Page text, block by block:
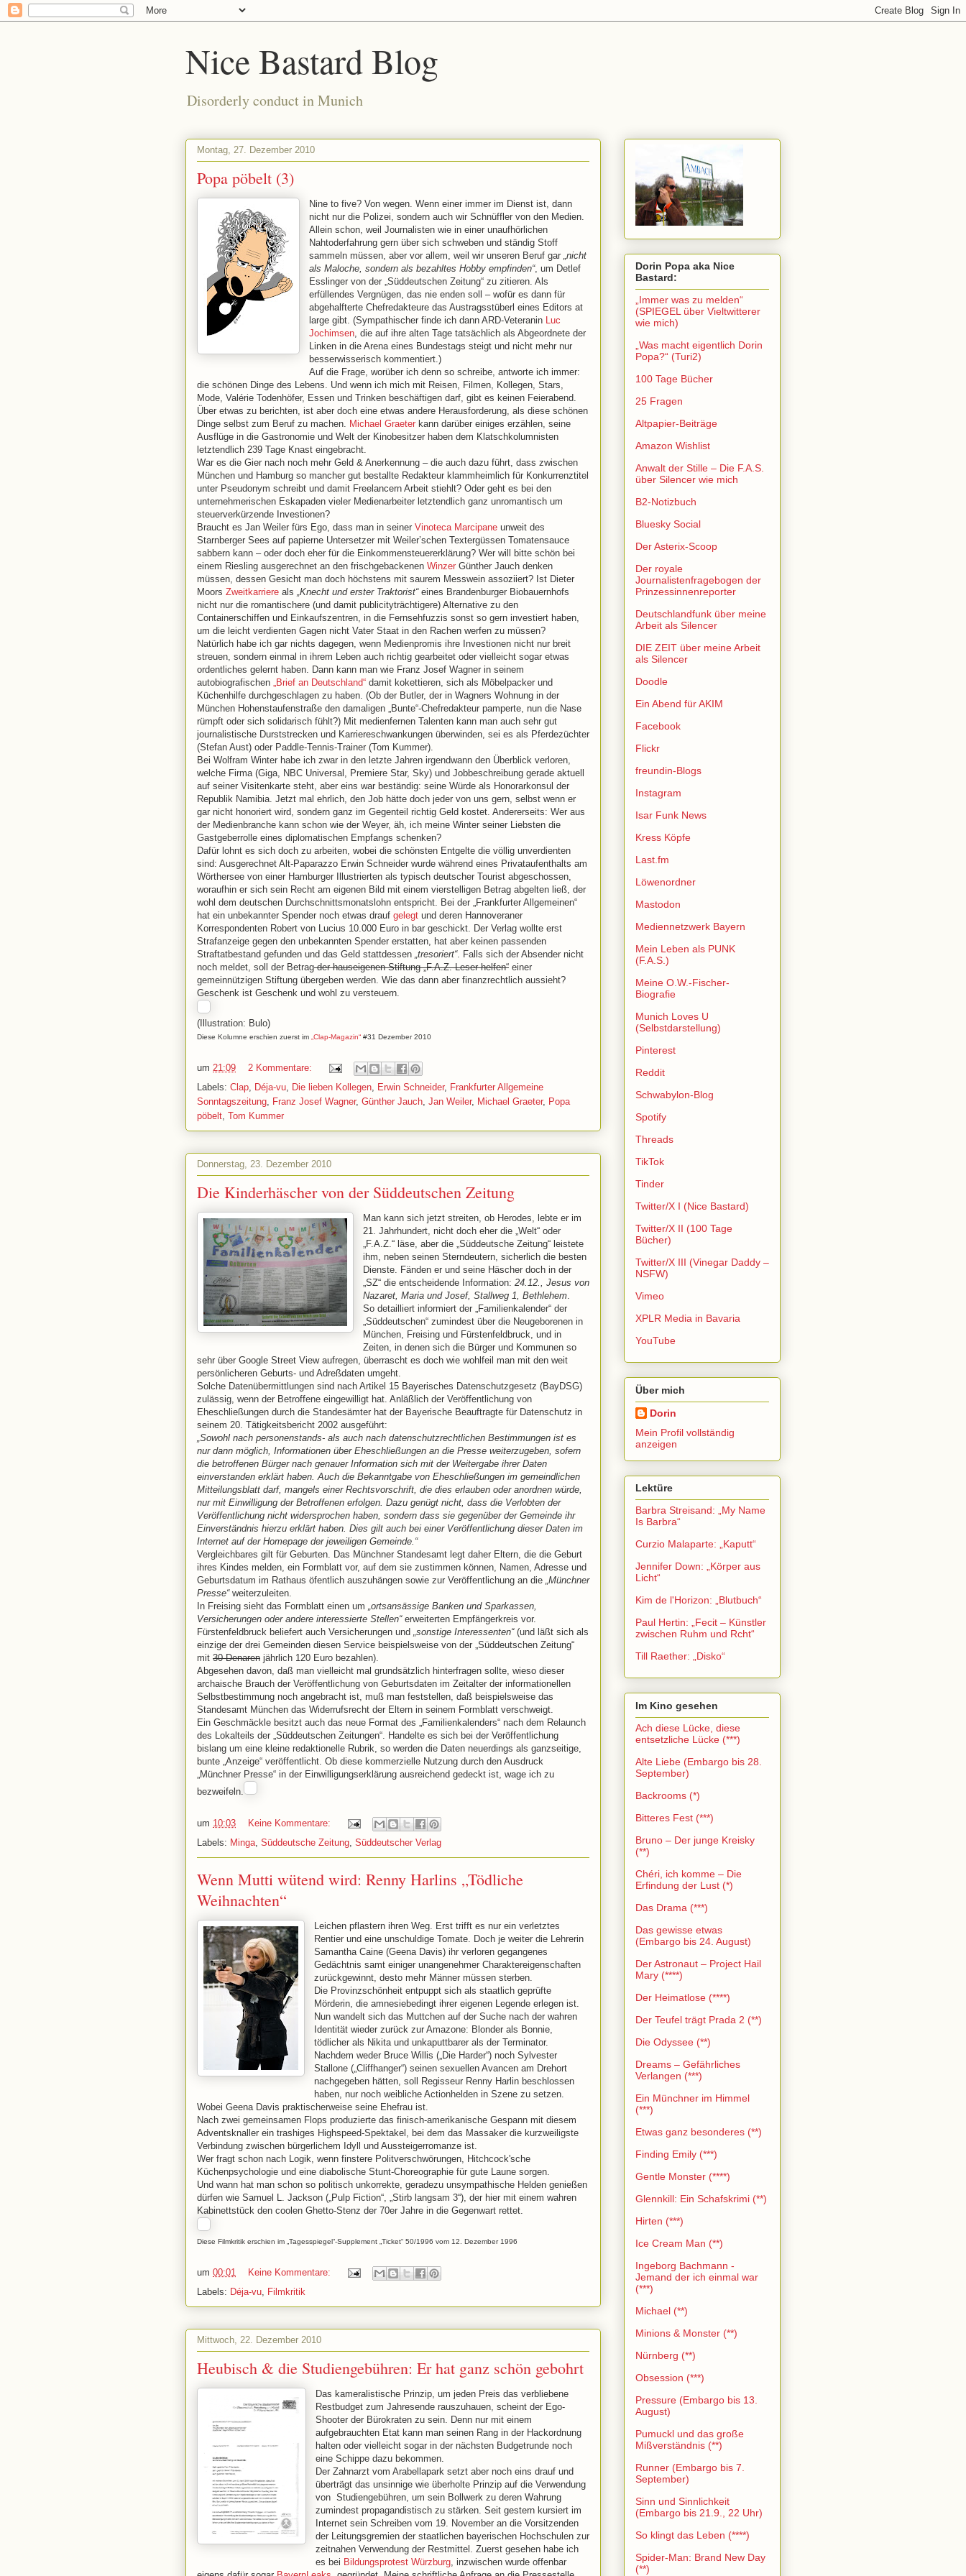
Nice Bastard Blog
Disorderly conduct in Munich
Montag, 27. Dezember 2010
Popa pöbelt (3)
Nine to five? Von wegen. Wenn einer immer im Dienst ist, dann
nicht nur die Polizei, sondern auch wir Schnüffler von den Medien.
Allein schon, weil Journalisten wie in einer unaufhörlichen
Nahtoderfahrung gern über sich schweben und ständig Stoff
sammeln müssen, aber vor allem, weil wir unseren Beruf gar „nicht
als Maloche, sondern als bezahltes Hobby empfinden“, um Detlef
Esslinger von der „Süddeutschen Zeitung“ zu zitieren. Als
erfüllendes Vergnügen, das nie enden soll – wofür es dann für
abgehalfterte Chefredakteure das Austragsstüberl eines Editors at
large gibt. (Sympathischer finde ich dann ARD-Veteranin Luc
Jochimsen, die auf ihre alten Tage tatsächlich als Abgeordnete der
Linken in die Arena eines Bundestags steigt und nicht mehr nur
besserwisserisch kommentiert.)
Auf die Frage, worüber ich denn so schreibe, antworte ich immer:
die schönen Dinge des Lebens. Und wenn ich mich mit Reisen, Filmen, Kollegen, Stars,
Mode, Valérie Todenhöfer, Essen und Trinken beschäftigen darf, gibt es keinen Feierabend.
Über etwas zu berichten, ist aber doch eine etwas andere Herausforderung, als diese schönen
Dinge selbst zum Beruf zu machen. Michael Graeter kann darüber einiges erzählen, seine
Ausflüge in die Gastronomie und Welt der Kinobesitzer haben dem Klatschkolumnisten
letztendlich 239 Tage Knast eingebracht.
War es die Gier nach noch mehr Geld & Anerkennung – die auch dazu führt, dass zwischen
München und Hamburg so mancher gut bestallte Redakteur klammheimlich für Konkurrenztitel
unter Pseudonym schreibt und damit Freelancern Arbeit stiehlt? Oder geht es bei den
unternehmerischen Eskapaden vieler Medienarbeiter letztendlich ganz unromantisch um
steuerverkürzende Investionen?
Braucht es Jan Weiler fürs Ego, dass man in seiner Vinoteca Marcipane unweit des
Starnberger Sees auf papierne Untersetzer mit Weiler’schen Textergüssen Tomatensauce
sabbern kann – oder doch eher für die Einkommensteuererklärung? Wer will bitte schön bei
einem Riesling ausgerechnet an den frischgebackenen Winzer Günther Jauch denken
müssen, dessen Gesicht man doch höchstens mit saurem Messwein assoziiert? Ist Dieter
Moors Zweitkarriere als „Knecht und erster Traktorist“eines Brandenburger Biobauernhofs
nicht nur die romantischere (und damit publicityträchtigere) Alternative zu den
Containerschiffen und Einkaufszentren, in die Fernsehfuzzis sonst so gern investiert haben,
um die leicht verdienten Gagen nicht Vater Staat in den Rachen werfen zu müssen?
Natürlich habe ich gar nichts dagegen, wenn Medienpromis ihre Investionen nicht nur breit
streuen, sondern einmal in ihrem Leben auch richtig gearbeitet oder vielleicht sogar etwas
ordentliches gelernt haben. Dann kann man wie Franz Josef Wagner in seinem
autobiografischen „Brief an Deutschland“ damit kokettieren, sich als Möbelpacker und
Küchenhilfe durchgeschlagen zu haben. (Ob der Butler, der in Wagners Wohnung in der
München Hohenstaufenstraße den damaligen „Bunte“-Chefredakteur pamperte, nun die Nase
rümpft oder sich solidarisch fühlt?) Mit medienfernen Talenten kann man auch sehr gut
journalistische Durststrecken und Karriereschwankungen überwinden, sei es als Pferdezüchter
(Stefan Aust) oder Paddle-Tennis-Trainer (Tom Kummer).
Bei Wolfram Winter habe ich zwar in den letzte Jahren irgendwann den Überblick verloren,
welche Firma (Giga, NBC Universal, Premiere Star, Sky) und Jobbeschreibung gerade aktuell
auf seiner Visitenkarte steht, aber eins war beständig: seine Würde als Honorarkonsul der
Republik Namibia. Jetzt mal ehrlich, den Job hätte doch jeder von uns gern, selbst wenn er
gar nicht honoriert wird, sondern ganz im Gegenteil richtig Geld kostet. Andererseits: Wer aus
der Medienbranche kann schon wie der Weyer, äh, ich meine Winter seiner Liebsten die
Gastgeberrolle eines diplomatischen Empfangs schenken?
Dafür lohnt es sich doch zu arbeiten, wobei die schönsten Entgelte die völlig unverdienten
sind: Ausgerechnet Alt-Paparazzo Erwin Schneider wurde während eines Privataufenthalts am
Wörthersee von einer Hamburger Illustrierten als typisch deutscher Tourist abgeschossen,
woraufhin er sich sein Recht am eigenen Bild mit einem vierstelligen Betrag abgelten ließ, der
wohl dem deutschen Durchschnittsmonatslohn entspricht. Bei der „Frankfurter Allgemeinen“
hat ein unbekannter Spender noch etwas drauf gelegt und deren Hannoveraner
Korrespondenten Robert von Lucius 10.000 Euro in bar geschickt. Der Verlag wollte erst
Strafanzeige gegen den unbekannten Spender erstatten, hat aber keinen passenden
Straftatbestand gefunden und das Geld stattdessen „tresoriert“. Falls sich der Absender nicht
noch meldet, soll der Betragder hauseigenen Stiftung „F.A.Z.-Leser helfen“ einer
gemeinnützigen Stiftung übergeben werden. Wie das dann aber finanzrechtlich aussieht?
Geschenk ist Geschenk und wohl zu versteuern.
(Illustration: Bulo)
Diese Kolumne erschien zuerst im „Clap-Magazin“ #31 Dezember 2010
um 21:09
2 Kommentare:
Labels: Clap, Déja-vu, Die lieben Kollegen, Erwin Schneider, Frankfurter Allgemeine
Sonntagszeitung, Franz Josef Wagner, Günther Jauch, Jan Weiler, Michael Graeter, Popa
pöbelt, Tom Kummer
Donnerstag, 23. Dezember 2010
Die Kinderhäscher von der Süddeutschen Zeitung
Man kann sich jetzt streiten, ob Herodes, lebte er im
21. Jahrhundert, nicht doch eher die „Welt“ oder
„F.A.Z.“ läse, aber die „Süddeutsche Zeitung“ leistete
ihm, neben seinen Sterndeutern, sicherlich die besten
Dienste. Fänden er und seine Häscher doch in der
„SZ“ die entscheidende Information: 24.12., Jesus von
Nazaret, Maria und Josef, Stallweg 1, Bethlehem.
So detailliert informiert der „Familienkalender“ der
„Süddeutschen“ zumindest über die Neugeborenen in
München, Freising und Fürstenfeldbruck, und in
Zeiten, in denen sich die Bürger und Kommunen so
sehr über Google Street View aufregen, überrascht es doch wie wohlfeil man mit den weit
persönlicheren Geburts- und Adreßdaten umgeht.
Solche Datenübermittlungen sind nach Artikel 15 Bayerisches Datenschutzgesetz (BayDSG)
zulässig, wenn der Betroffene eingewilligt hat. Anläßlich der Veröffentlichung von
Eheschließungen durch die Standesämter hat der Bayerische Beauftragte für Datenschutz in
seinem 20. Tätigkeitsbericht 2002 ausgeführt:
„Sowohl nach personenstands- als auch nach datenschutzrechtlichen Bestimmungen ist es
nur dann möglich, Informationen über Eheschließungen an die Presse weiterzugeben, sofern
die betroffenen Bürger nach genauer Information sich mit der Weitergabe ihrer Daten
einverstanden erklärt haben. Auch die Bekanntgabe von Eheschließungen im gemeindlichen
Mitteilungsblatt darf, mangels einer Rechtsvorschrift, die dies erlauben oder anordnen würde,
nur mit Einwilligung der Betroffenen erfolgen. Dazu genügt nicht, dass die Verlobten der
Veröffentlichung nicht widersprochen haben, sondern dass sie gegenüber der Gemeinde ihr
Einverständnis hierzu erklärt haben. Dies gilt auch bei einer Veröffentlichung dieser Daten im
Internet auf der Homepage der jeweiligen Gemeinde.“
Vergleichbares gilt für Geburten. Das Münchner Standesamt legt daher Eltern, die die Geburt
ihres Kindes melden, ein Formblatt vor, auf dem sie zustimmen können, Namen, Adresse und
Geburtsdatum im Rathaus öfentlich auszuhängen sowie zur Veröffentlichung an die „Münchner
Presse“weiterzuleiten.
In Freising sieht das Formblatt einen um „ortsansässige Banken und Sparkassen,
Versicherungen oder andere interessierte Stellen“erweiterten Empfängerkreis vor.
Fürstenfeldbruck beliefert auch Versicherungen und „sonstige Interessenten“(und läßt sich als
einzige der drei Gemeinden diesen Service beispielsweise von der „Süddeutschen Zeitung“
mit 30 Denaren jährlich 120 Euro bezahlen).
Abgesehen davon, daß man vielleicht mal grundsätzlich hinterfragen sollte, wieso dieser
archaische Brauch der Veröffentlichung von Geburtsdaten im Zeitalter der informationellen
Selbstbestimmung noch angebracht ist, muß man feststellen, daß beispielsweise das
Standesamt München das Widerrufsrecht der Eltern in seinem Formblatt verschweigt.
Ein Geschmäckle besitzt auch das neue Format des „Familienkalenders“ nach dem Relaunch
des Lokalteils der „Süddeutschen Zeitungen“. Handelte es sich bei der Veröffentlichung
bislang um eine kleine redaktionelle Rubrik, so werden die Daten neuerdings als ganzseitige,
bunte „Anzeige“ veröffentlicht. Ob diese kommerzielle Nutzung durch den Ausdruck
„Münchner Presse“ in der Einwilligungserklärung ausreichend gedeckt ist, wage ich zu
bezweifeln.
um 10:03
Keine Kommentare:
Labels: Minga, Süddeutsche Zeitung, Süddeutscher Verlag
Wenn Mutti wütend wird: Renny Harlins „Tödliche
Weihnachten“
Leichen pflastern ihren Weg. Erst trifft es nur ein verletztes
Rentier und eine unschuldige Tomate. Doch je weiter die Lehrerin
Samantha Caine (Geena Davis) ihr verloren gegangenes
Gedächtnis samt einiger unangenehmer Charaktereigenschaften
zurückgewinnt, desto mehr Männer müssen sterben.
Die Provinzschönheit entpuppt sich als staatlich geprüfte
Mörderin, die amnesiebedingt ihrer eigenen Legende erlegen ist.
Nun wandelt sich das Muttchen auf der Suche nach der wahren
Identität wieder zurück zur Amazone: Blonder als Bonnie,
tödlicher als Nikita und unkaputtbarer als der Terminator.
Nachdem weder Bruce Willis („Die Harder“) noch Sylvester
Stallone („Cliffhanger“) seinen sexuellen Avancen am Drehort
nachgegeben hätten, soll Regisseur Renny Harlin beschlossen
haben, nur noch weibliche Actionhelden in Szene zu setzen.
Wobei Geena Davis praktischerweise seine Ehefrau ist.
Nach zwei gemeinsamen Flops produzierte das finisch-amerikanische Gespann mit diesem
Adventsknaller ein trashiges Highspeed-Spektakel, bei dem das Massaker die kurzweiligste
Verbindung zwischen bürgerlichem Idyll und Aussteigerromanze ist.
Wer fragt schon nach Logik, wenn finstere Politverschwörungen, Hitchcock'sche
Küchenpsychologie und eine diabolische Stunt-Choreographie für gute Laune sorgen.
Und wann hat man schon so politisch unkorrekte, geradezu unsympathische Helden genießen
dürfen wie Samuel L. Jackson („Pulp Fiction“, „Stirb langsam 3“), der hier mit einem wahren
Kabinettstück den coolen Ghetto-Stenz der 70er Jahre in die Gegenwart rettet.
Diese Filmkritik erschien im „Tagesspiegel“-Supplement „Ticket“ 50/1996 vom 12. Dezember 1996
um 00:01
Keine Kommentare:
Labels: Déja-vu, Filmkritik
Mittwoch, 22. Dezember 2010
Heubisch & die Studiengebühren: Er hat ganz schön gebohrt
Das kameralistische Prinzip, um jeden Preis das verbliebene
Restbudget zum Jahresende rauszuhauen, scheint der Ego-
Shooter der Bürokraten zu sein. Denn nur mit einem
aufgebrauchten Etat kann man seinen Rang in der Hackordnung
halten oder vielleicht sogar in der nächsten Budgetrunde noch
eine Schippe dazu bekommen.
Der Zahnarzt vom Arabellapark setzt aber noch eins drauf und
überträgt das unsinnige wie überholte Prinzip auf die Verwendung
von Studiengebühren, um sein Bollwerk zu deren Wahrung
zumindest propagandistisch zu stärken. Seit gestern kursiert im
Internet sein Schreiben vom 19. November an die Vorsitzenden
der Leitungsgremien der staatlichen bayerischen Hochschulen zur
zeitnahen Verwendung der Restmittel. Zuerst gesehen habe ich
es bei Bildungsprotest Würzburg, inzwischen wurde offenbar
Dorin Popa aka Nice
Bastard:
„Immer was zu melden“
(SPIEGEL über Vieltwitterer
wie mich)
„Was macht eigentlich Dorin
Popa?“ (Turi2)
100 Tage Bücher
25 Fragen
Altpapier-Beiträge
Amazon Wishlist
Anwalt der Stille – Die F.A.S.
über Silencer wie mich
B2-Notizbuch
Bluesky Social
Der Asterix-Scoop
Der royale
Journalistenfragebogen der
Prinzessinnenreporter
Deutschlandfunk über meine
Arbeit als Silencer
DIE ZEIT über meine Arbeit
als Silencer
Doodle
Ein Abend für AKIM
Facebook
Flickr
freundin-Blogs
Instagram
Isar Funk News
Kress Köpfe
Last.fm
Löwenordner
Mastodon
Mediennetzwerk Bayern
Mein Leben als PUNK
(F.A.S.)
Meine O.W.-Fischer-
Biografie
Munich Loves U
(Selbstdarstellung)
Pinterest
Reddit
Schwabylon-Blog
Spotify
Threads
TikTok
Tinder
Twitter/X I (Nice Bastard)
Twitter/X II (100 Tage
Bücher)
Twitter/X III (Vinegar Daddy –
NSFW)
Vimeo
XPLR Media in Bavaria
YouTube
Über mich
Dorin
Mein Profil vollständig
anzeigen
Lektüre
Barbra Streisand: „My Name
Is Barbra“
Curzio Malaparte: „Kaputt“
Jennifer Down: „Körper aus
Licht“
Kim de l'Horizon: „Blutbuch“
Paul Hertin: „Fecit – Künstler
zwischen Ruhm und Rcht“
Till Raether: „Disko“
Im Kino gesehen
Ach diese Lücke, diese
entsetzliche Lücke (***)
Alte Liebe (Embargo bis 28.
September)
Backrooms (*)
Bitteres Fest (***)
Bruno – Der junge Kreisky
(**)
Chéri, ich komme – Die
Erfindung der Lust (*)
Das Drama (***)
Das gewisse etwas
(Embargo bis 24. August)
Der Astronaut – Project Hail
Mary (****)
Der Heimatlose (****)
Der Teufel trägt Prada 2 (**)
Die Odyssee (**)
Dreams – Gefährliches
Verlangen (***)
Ein Münchner im Himmel
(***)
Etwas ganz besonderes (**)
Finding Emily (***)
Gentle Monster (****)
Glennkill: Ein Schafskrimi (**)
Hirten (***)
Ice Cream Man (**)
Ingeborg Bachmann -
Jemand der ich einmal war
(***)
Michael (**)
Minions & Monster (**)
Nürnberg (**)
Obsession (***)
Pressure (Embargo bis 13.
August)
Pumuckl und das große
Mißverständnis (**)
Runner (Embargo bis 7.
September)
Sinn und Sinnlichkeit
(Embargo bis 21.9., 22 Uhr)
So klingt das Leben (****)
Spider-Man: Brand New Day
(**)